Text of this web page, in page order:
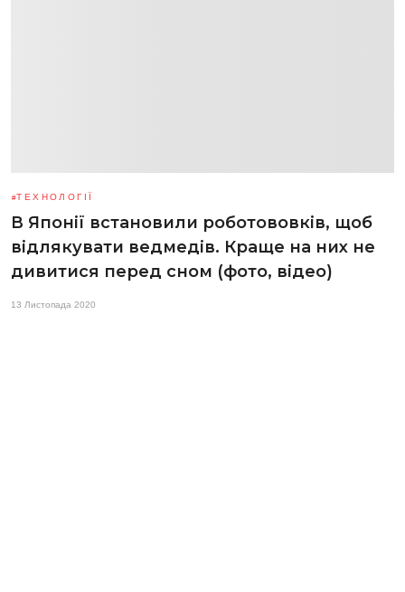
ТЕХНОЛОГІЇ
В Японії встановили роботововків, щоб
відлякувати ведмедів. Краще на них не
дивитися перед сном (фото, відео)
13 Листопада 2020